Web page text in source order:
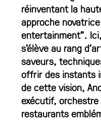
réinventant la
approche
entertainment".
s’élève au rang
saveurs,
offrir des instants
de cette vision,
exécutif,
restaurants